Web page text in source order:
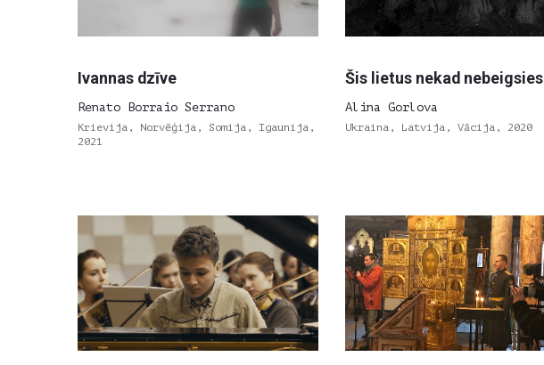
Ivannas dzīve
Renato Borraio Serrano
Krievija, Norvēģija, Somija, Igaunija,
2021
Šis lietus nekad nebeigsies
Alina Gorlova
Ukraina, Latvija, Vācija, 2020